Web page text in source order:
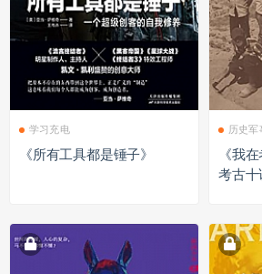
学习充电
《所有工具都是锤子》
历史军
《我
考古十